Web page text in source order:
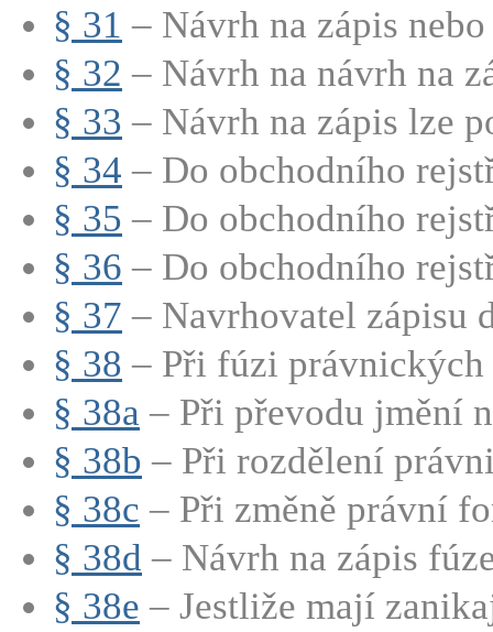
§ 31 – Návrh na zápis
§ 32 – Návrh na návrh na
§ 33 – Návrh na zápis lze
§ 34 – Do obchodního
§ 35 – Do obchodního
§ 36 – Do obchodního
§ 37 – Navrhovatel zápisu
§ 38 – Při fúzi právnických
§ 38a – Při převodu jmění
§ 38b – Při rozdělení
§ 38c – Při změně právní
§ 38d – Návrh na zápis
§ 38e – Jestliže mají